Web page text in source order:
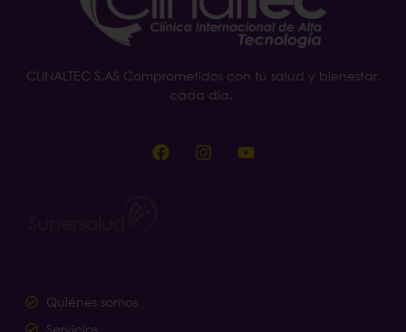
CLINALTEC S.AS Comprometidos con tu salud y bienestar,
cada día.
Quiénes somos